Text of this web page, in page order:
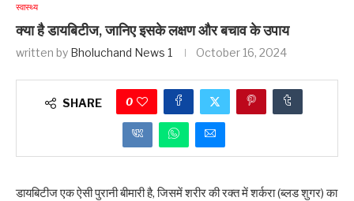
स्वास्थ्य
क्या है डायबिटीज, जानिए इसके लक्षण और बचाव के उपाय
written by Bholuchand News 1 October 16, 2024
SHARE 0
डायबिटीज एक ऐसी पुरानी बीमारी है, जिसमें शरीर की रक्त में शर्करा (ब्लड शुगर) का